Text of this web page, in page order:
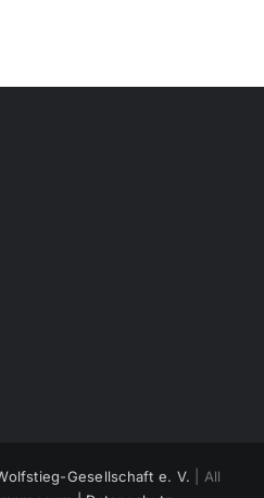
Gesellschaft e. V. | All